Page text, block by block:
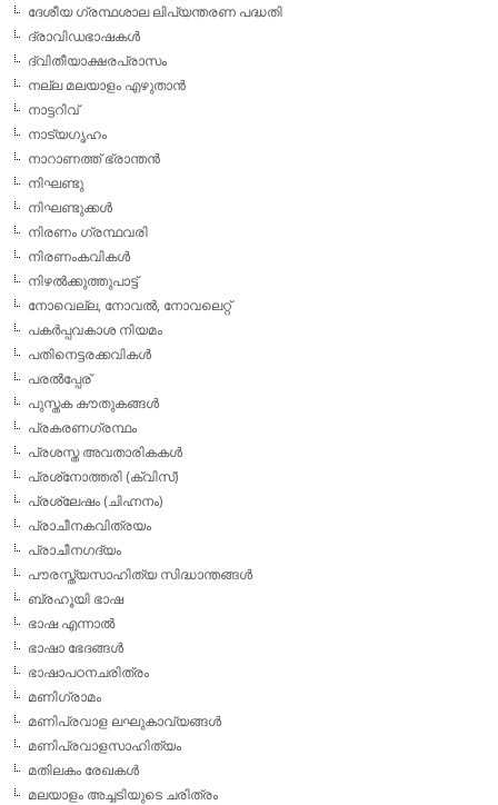
ദേശീയ ഗ്രന്ഥശാല ലിപ്യന്തരണ പദ്ധതി
ദ്രാവിഡഭാഷകള്‍
ദ്വിതീയാക്ഷരപ്രാസം
നല്ല മലയാളം എഴുതാന്‍
നാട്ടറിവ്
നാട്യഗൃഹം
നാറാണത്ത് ഭ്രാന്തന്‍
നിഘണ്ടു
നിഘണ്ടുക്കള്‍
നിരണം ഗ്രന്ഥവരി
നിരണംകവികള്‍
നിഴല്‍ക്കുത്തുപാട്ട്
നോവെല്ല, നോവല്‍, നോവലെറ്റ്
പകര്‍പ്പവകാശ നിയമം
പതിനെട്ടരക്കവികള്‍
പരല്‍പ്പേര്
പുസ്തക കൗതുകങ്ങള്‍
പ്രകരണഗ്രന്ഥം
പ്രശസ്ത അവതാരികകള്‍
പ്രശ്‌നോത്തരി (ക്വിസ്)
പ്രശ്ലേഷം (ചിഹ്നനം)
പ്രാചീനകവിത്രയം
പ്രാചീനഗദ്യം
പൗരസ്ത്യസാഹിത്യ സിദ്ധാന്തങ്ങള്‍
ബ്രഹൂയി ഭാഷ
ഭാഷ എന്നാല്‍
ഭാഷാ ഭേദങ്ങള്‍
ഭാഷാപഠനചരിത്രം
മണിഗ്രാമം
മണിപ്രവാള ലഘുകാവ്യങ്ങള്‍
മണിപ്രവാളസാഹിത്യം
മതിലകം രേഖകള്‍
മലയാളം അച്ചടിയുടെ ചരിത്രം